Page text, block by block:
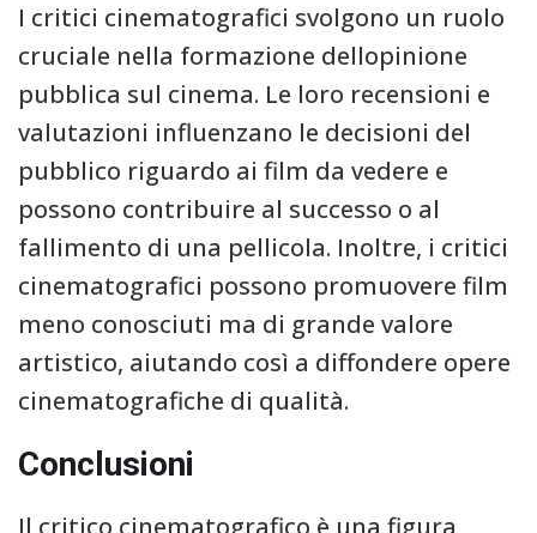
I critici cinematografici svolgono un ruolo
cruciale nella formazione dellopinione
pubblica sul cinema. Le loro recensioni e
valutazioni influenzano le decisioni del
pubblico riguardo ai film da vedere e
possono contribuire al successo o al
fallimento di una pellicola. Inoltre, i critici
cinematografici possono promuovere film
meno conosciuti ma di grande valore
artistico, aiutando così a diffondere opere
cinematografiche di qualità.
Conclusioni
Il critico cinematografico è una figura